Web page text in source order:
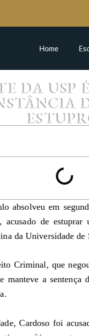
Home
DA USP
absolveu em
de
da Universidade de
Criminal, que
manteve a sentença
Cardoso foi